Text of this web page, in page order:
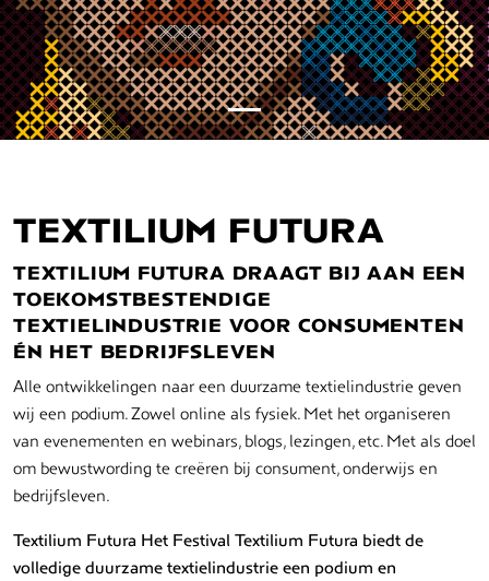
TEXTILIUM FUTURA
TEXTILIUM FUTURA DRAAGT BIJ AAN EEN
TOEKOMSTBESTENDIGE
TEXTIELINDUSTRIE VOOR CONSUMENTEN
ÉN HET BEDRIJFSLEVEN
Alle ontwikkelingen naar een duurzame textielindustrie geven
wij een podium. Zowel online als fysiek. Met het organiseren
van evenementen en webinars, blogs, lezingen, etc. Met als doel
om bewustwording te creëren bij consument, onderwijs en
bedrijfsleven.
Textilium Futura Het Festival Textilium Futura biedt de
volledige duurzame textielindustrie een podium en